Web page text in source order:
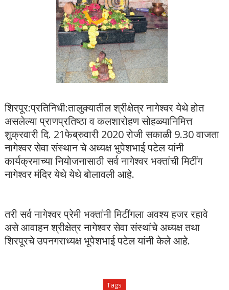
शिरपूर:प्रतिनिधी:तालुक्यातील श्रीक्षेत्र नागेश्वर येथे होत
असलेल्या प्राणप्रतिष्ठा व कलशारोहण सोहळ्यानिमित्त
शुक्रवारी दि. 21फेब्रुवारी 2020 रोजी सकाळी 9.30 वाजता
नागेश्वर सेवा संस्थान चे अध्यक्ष भुपेशभाई पटेल यांनी
कार्यक्रमाच्या नियोजनासाठी सर्व नागेश्वर भक्तांची मिटींग
नागेश्वर मंदिर येथे येथे बोलावली आहे.
तरी सर्व नागेश्वर प्रेमी भक्तांनी मिटींगला अवश्य हजर रहावे
असे आवाहन श्रीक्षेत्र नागेश्वर सेवा संस्थांचे अध्यक्ष तथा
शिरपूरचे उपनगराध्यक्ष भूपेशभाई पटेल यांनी केले आहे.
Tags